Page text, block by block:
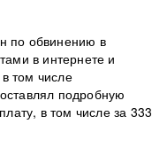
по обвинению в
в интернете и
том числе
подробную
в том числе за 333